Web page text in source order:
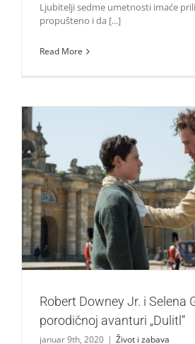
Ljubitelji sedme umetnosti imaće
propušteno i da [...]
Read More
Robert Downey Jr. i Selena Gomez u
„Dulitl“
Život i zabava
Robert Downey Jr. i Selena
porodičnoj avanturi „Dulitl“
januar 9th, 2020 | Život i zabava